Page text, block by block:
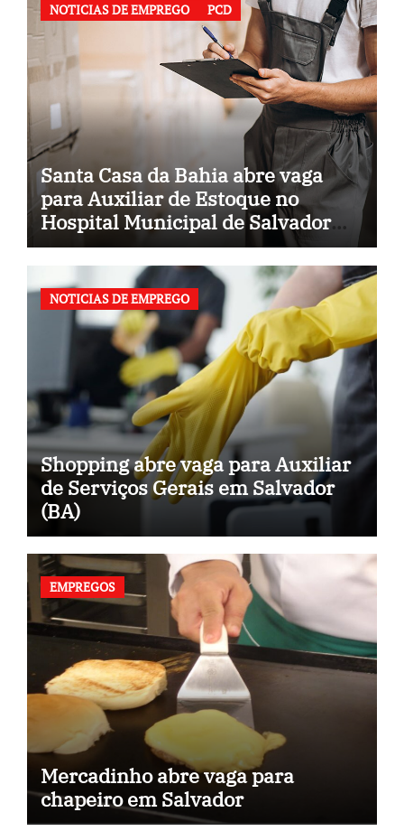
NOTICIAS DE EMPREGO PCD
Santa Casa da Bahia abre vaga
para Auxiliar de Estoque no
Hospital Municipal de Salvador
(BA)
NOTICIAS DE EMPREGO
Shopping abre vaga para Auxiliar
de Serviços Gerais em Salvador
(BA)
EMPREGOS
Mercadinho abre vaga para
chapeiro em Salvador